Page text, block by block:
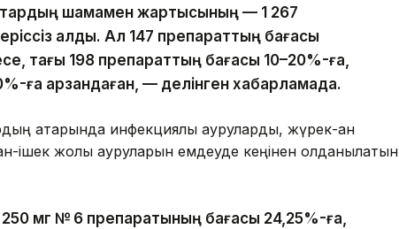
шамамен жартысының — 1 267
қалды. Ал 147 препараттың бағасы
тағы 198 препараттың бағасы 10–20%-ға,
ға арзандаған, — делінген хабарламада.
қатарында инфекциялық ауруларды, жүрек-қан
ішек жолы ауруларын емдеуде кеңінен қолданылатын
мг № 6 препаратының бағасы 24,25%-ға,